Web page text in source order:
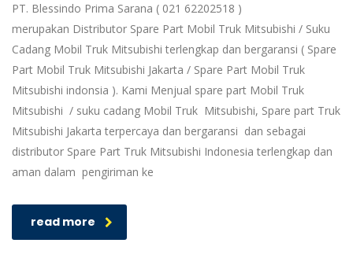
PT. Blessindo Prima Sarana ( 021 62202518 )
merupakan Distributor Spare Part Mobil Truk Mitsubishi / Suku
Cadang Mobil Truk Mitsubishi terlengkap dan bergaransi ( Spare
Part Mobil Truk Mitsubishi Jakarta / Spare Part Mobil Truk
Mitsubishi indonsia ). Kami Menjual spare part Mobil Truk
Mitsubishi / suku cadang Mobil Truk Mitsubishi, Spare part Truk
Mitsubishi Jakarta terpercaya dan bergaransi dan sebagai
distributor Spare Part Truk Mitsubishi Indonesia terlengkap dan
aman dalam pengiriman ke
read more